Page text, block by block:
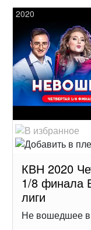
2020
КВН 2020
1/8 финала
лиги
Не вошедшее